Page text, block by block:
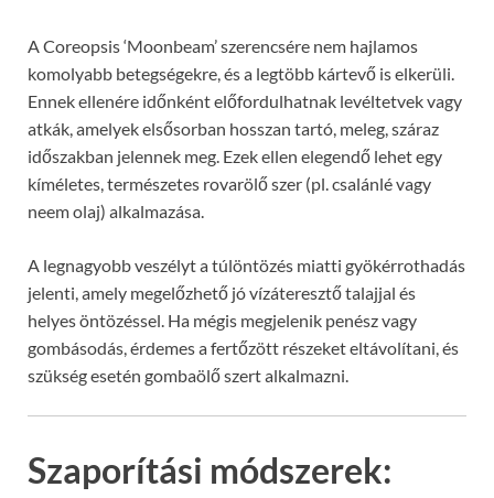
A Coreopsis ‘Moonbeam’ szerencsére nem hajlamos
komolyabb betegségekre, és a legtöbb kártevő is elkerüli.
Ennek ellenére időnként előfordulhatnak levéltetvek vagy
atkák, amelyek elsősorban hosszan tartó, meleg, száraz
időszakban jelennek meg. Ezek ellen elegendő lehet egy
kíméletes, természetes rovarölő szer (pl. csalánlé vagy
neem olaj) alkalmazása.
A legnagyobb veszélyt a túlöntözés miatti gyökérrothadás
jelenti, amely megelőzhető jó vízáteresztő talajjal és
helyes öntözéssel. Ha mégis megjelenik penész vagy
gombásodás, érdemes a fertőzött részeket eltávolítani, és
szükség esetén gombaölő szert alkalmazni.
Szaporítási módszerek: